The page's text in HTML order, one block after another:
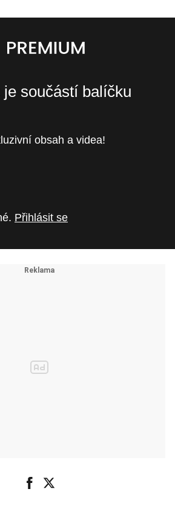
je součástí balíčku
obsah a videa!
Přihlásit se